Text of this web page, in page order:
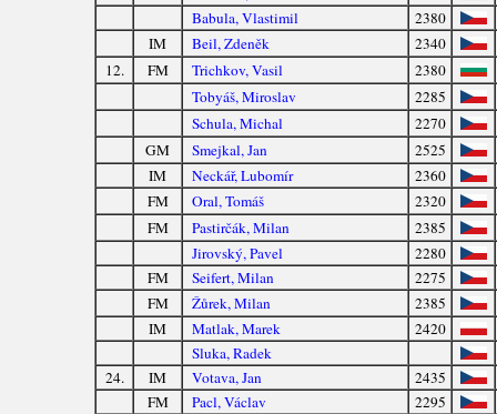
Babula, Vlastimil
2380
IM
Beil, Zdeněk
2340
12.
FM Trichkov, Vasil
2380
Tobyáš, Miroslav
2285
Schula, Michal
2270
GM
Smejkal, Jan
2525
IM
Neckář, Lubomír
2360
FM
Oral, Tomáš
2320
FM
Pastirčák, Milan
2385
Jirovský, Pavel
2280
FM
Seifert, Milan
2275
FM
Žůrek, Milan
2385
IM
Matlak, Marek
2420
Sluka, Radek
24.
IM Votava, Jan
2435
FM
Pacl, Václav
2295